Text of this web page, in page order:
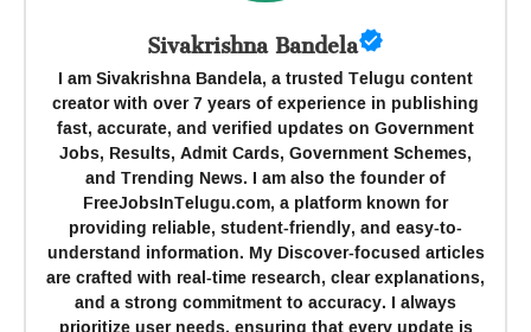
Sivakrishna Bandela
I am Sivakrishna Bandela, a trusted Telugu content
creator with over 7 years of experience in publishing
fast, accurate, and verified updates on Government
Jobs, Results, Admit Cards, Government Schemes,
and Trending News. I am also the founder of
FreeJobsInTelugu.com, a platform known for
providing reliable, student-friendly, and easy-to-
understand information. My Discover-focused articles
are crafted with real-time research, clear explanations,
and a strong commitment to accuracy. I always